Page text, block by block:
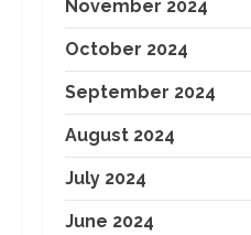
November 2024
October 2024
September 2024
August 2024
July 2024
June 2024